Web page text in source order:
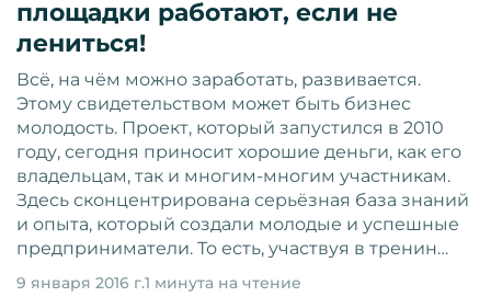
площадки работают, если не
лениться!
Всё, на чём можно заработать, развивается.
Этому свидетельством может быть бизнес
молодость. Проект, который запустился в 2010
году, сегодня приносит хорошие деньги, как его
владельцам, так и многим-многим участникам.
Здесь сконцентрирована серьёзная база знаний
и опыта, который создали молодые и успешные
предприниматели. То есть, участвуя в тренин…
9 января 2016 г.1 минута на чтение